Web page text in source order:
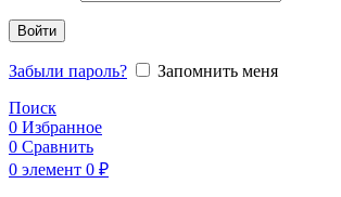
Войти
Забыли пароль?
Запомнить меня
Поиск
0 Избранное
0 Сравнить
0 элемент 0 ₽